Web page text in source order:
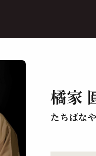
芸人からさが
演目 からさが
橘家
たちばな